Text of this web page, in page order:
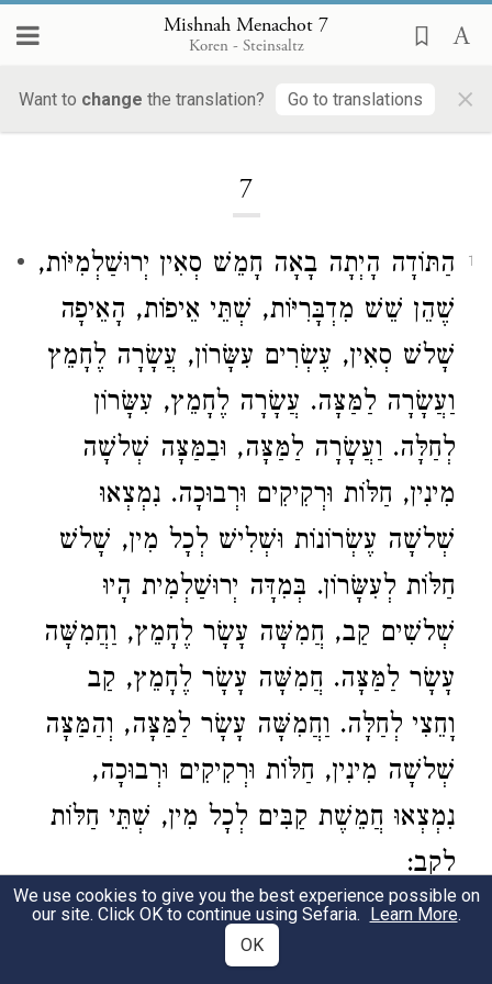
Mishnah Menachot 7
Koren - Steinsaltz
Want to change the translation? Go to translations ×
7
1
הַתּוֹדָה הָיְתָה בָאָה חָמֵשׁ סְאִין יְרוּשַׁלְמִיּוֹת,
שֶׁהֵן שֵׁשׁ מִדְבָּרִיּוֹת, שְׁתֵּי אֵיפוֹת, הָאֵיפָה
שָׁלשׁ סְאִין, עֶשְׂרִים עִשָּׂרוֹן, עֲשָׂרָה לֶחָמֵץ
וַעֲשָׂרָה לַמַּצָּה. עֲשָׂרָה לֶחָמֵץ, עִשָּׂרוֹן
לְחַלָּה. וַעֲשָׂרָה לַמַּצָּה, וּבַמַּצָּה שְׁלשָׁה
מִינִין, חַלּוֹת וּרְקִיקִים וּרְבוּכָה. נִמְצְאוּ
שְׁלשָׁה עֶשְׂרוֹנוֹת וּשְׁלִישׁ לְכָל מִין, שָׁלשׁ
חַלּוֹת לְעִשָּׂרוֹן. בְּמִדָּה יְרוּשַׁלְמִית הָיוּ
שְׁלשִׁים קַב, חֲמִשָּׁה עָשָׂר לֶחָמֵץ, וַחֲמִשָּׁה
עָשָׂר לַמַּצָּה. חֲמִשָּׁה עָשָׂר לֶחָמֵץ, קַב
וָחֵצִי לְחַלָּה. וַחֲמִשָּׁה עָשָׂר לַמַּצָּה, וְהַמַּצָּה
שְׁלשָׁה מִינִין, חַלּוֹת וּרְקִיקִים וּרְבוּכָה,
נִמְצְאוּ חֲמֵשֶׁת קַבִּים לְכָל מִין, שְׁתֵּי חַלּוֹת
לְקָב:
The flour for the loaves accompanyingthe
thanks offering would come
We use cookies to give you the best experience possible on
our site. Click OK to continue using Sefaria. Learn More.
OK